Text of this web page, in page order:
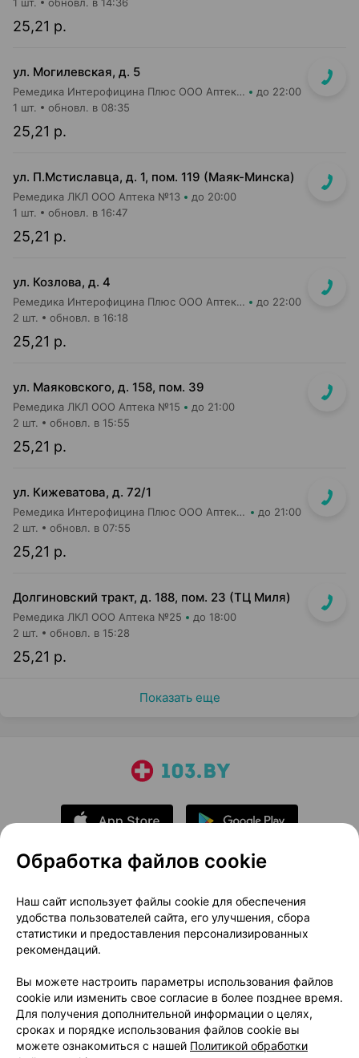
25,21 р.
ул. Могилевская, д. 5
Ремедика Интерофицина Плюс ООО Аптека №4 до 22:00
25,21 р.
1 шт. обновл. в 08:35
ул. П.Мстиславца, д. 1, пом. 119 (Маяк-Минска)
Ремедика ЛКЛ ООО Аптека №13 до 20:00
25,21 р.
1 шт. обновл. в 16:47
ул. Козлова, д. 4
Ремедика Интерофицина Плюс ООО Аптека №1 до 22:00
25,21 р.
2 шт. обновл. в 16:18
ул. Маяковского, д. 158, пом. 39
Ремедика ЛКЛ ООО Аптека №15 до 21:00
25,21 р.
2 шт. обновл. в 15:55
ул. Кижеватова, д. 72/1
Ремедика Интерофицина Плюс ООО Аптека №7 до 21:00
25,21 р.
2 шт. обновл. в 07:55
Долгиновский тракт, д. 188, пом. 23 (ТЦ Миля)
Ремедика ЛКЛ ООО Аптека №25 до 18:00
25,21 р.
2 шт. обновл. в 15:28
Показать еще
О проекте
Новости проекта
Размещение рекламы
Медицинский маркетинг
Публичный договор
Доставка
Способы оплаты
Вакансии
Партнеры
Написать руководителю 103.by
Написать в поддержку
Обработка файлов cookie
Наш сайт использует файлы cookie для обеспечения
удобства пользователей сайта, его улучшения, сбора
статистики и предоставления персонализированных
рекомендаций.
Вы можете настроить параметры использования файлов
cookie или изменить свое согласие в более позднее время.
Для получения дополнительной информации о целях,
сроках и порядке использования файлов cookie вы
можете ознакомиться с нашей Политикой обработки